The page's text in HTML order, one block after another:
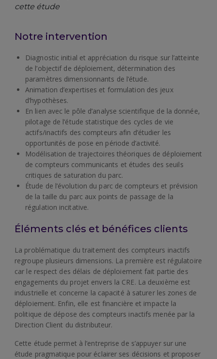
cette étude
Notre intervention
Diagnostic initial et appréciation du risque sur l’atteinte
de l’objectif de déploiement, détermination des
paramètres dimensionnants de l’étude.
Animation d’expertises et formulation des jeux
d’hypothèses.
En lien avec le pôle d’analyse scientifique de la donnée,
pilotage de l’étude statistique des cycles de vie
actifs/inactifs des compteurs afin d’étudier les
opportunités de pose en période d’activité.
Modélisation de trajectoires théoriques de déploiement
de compteurs communicants et études des seuils
critiques de saturation du parc.
Étude de l’évolution du parc de compteurs et prévision
de la taille du parc aux points de passage de la
régulation incitative.
Éléments clés et bénéfices clients
La problématique du traitement des compteurs inactifs
regroupe plusieurs dimensions. La première est régulatoire
car le respect des délais de déploiement fait partie des
engagements du projet envers la CRE. La deuxième est
industrielle et concerne la capacité à saturer les zones de
déploiement. Enfin, elle est financière et impacte la
politique de dépose des compteurs inactifs menée par la
Direction Client du distributeur.
Cette étude permet à l’entreprise de s’appuyer sur une
étude pragmatique pour éclairer ses décisions et proposer